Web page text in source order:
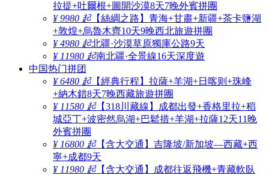
拉提+吐爾根+圖開沙漠8天7晚外賓拼團
¥ 9980 起【絲綢之路】青海+甘肅+新疆+茶卡鹽湖
+敦煌+烏魯木齊10天9晚西北旅遊拼團
¥ 4980 起北疆·沙漠草原獨庫公路9天
¥ 11980 起南北疆·全景線16天深度遊
中国热门拼团
¥ 6480 起【經典行程】拉薩+羊湖+日喀则+珠峰
+納木錯8天7晚西藏旅遊拼團
¥ 11580 起【318川藏線】成都出發+香格里拉+稻
城亞丁+波密然烏湖+巴鬆措+羊湖+拉薩12天11晚
外賓拼團
¥ 16800 起【含大交通】吉隆坡/新加坡—西藏+西
寧+成都9天
¥ 11980 起【含大交通】成都往返飛機+青藏軟臥